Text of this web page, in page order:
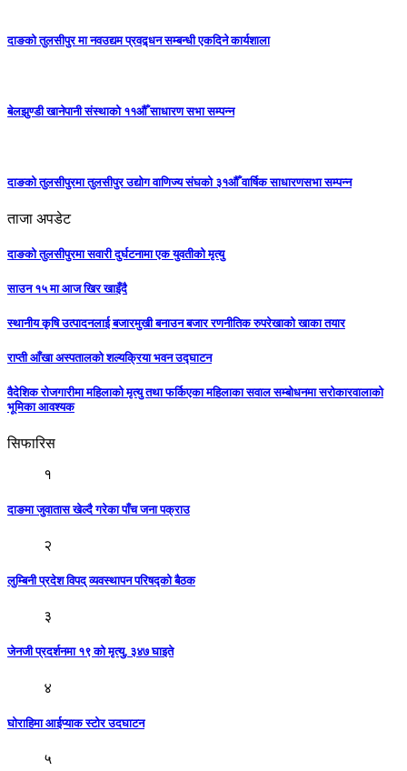
दाङको तुलसीपुर मा नवउद्यम प्रवद्र्धन सम्बन्धी एकदिने कार्यशाला
बेलझुण्डी खानेपानी संस्थाको ११औँ साधारण सभा सम्पन्न
दाङको तुलसीपुरमा तुलसीपुर उद्योग वाणिज्य संघको ३१औँ वार्षिक साधारणसभा सम्पन्न
ताजा अपडेट
दाङको तुलसीपुरमा सवारी दुर्घटनामा एक युवतीको मृत्यु
साउन १५ मा आज खिर खाइँदै
स्थानीय कृषि उत्पादनलाई बजारमुखी बनाउन बजार रणनीतिक रुपरेखाको खाका तयार
राप्ती आँखा अस्पतालको शल्यक्रिया भवन उद्घाटन
वैदेशिक रोजगारीमा महिलाको मृत्यु तथा फर्किएका महिलाका सवाल सम्बोधनमा सरोकारवालाको
भूमिका आवश्यक
सिफारिस
१
दाङमा जुवातास खेल्दै गरेका पाँच जना पक्राउ
२
लुम्बिनी प्रदेश विपद् व्यवस्थापन परिषद्को बैठक
३
जेनजी प्रदर्शनमा १९ को मृत्यु, ३४७ घाइते
४
घाेराहिमा आईप्याक स्टोर उदघाटन
५